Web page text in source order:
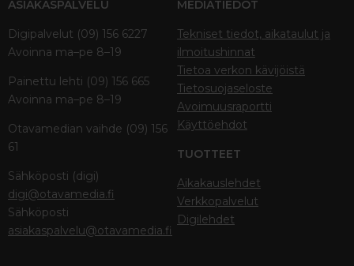
ASIAKASPALVELU
Digipalvelut (09) 156 6227
Avoinna ma–pe 8–19
Painettu lehti (09) 156 665
Avoinna ma–pe 8–19
Otavamedian vaihde (09) 156
61
Sähköposti (digi)
digi@otavamedia.fi
Sähköposti
asiakaspalvelu@otavamedia.fi
MEDIATIEDOT
Tekniset tiedot, aikataulut ja
ilmoitushinnat
Tietoa verkon kävijöistä
Tietosuojaseloste
Avoimuusraportti
Käyttöehdot
TUOTTEET
Aikakauslehdet
Verkkopalvelut
Digilehdet